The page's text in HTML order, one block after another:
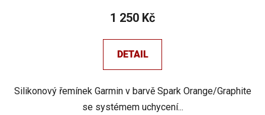
1 250 Kč
DETAIL
Silikonový řemínek Garmin v barvě Spark Orange/Graphite
se systémem uchycení...